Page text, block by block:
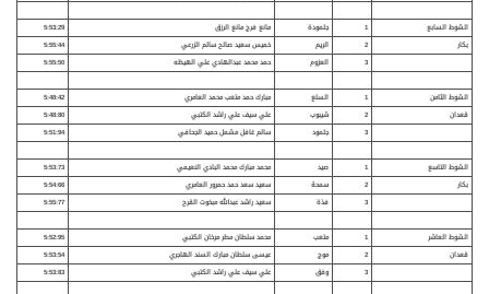
الشوط السابع 1 جلمودة مانع فرج مانع الرزق
5:53:29
بكار
2 الريم خميس سعيد صالح سالم الزرعي
5:55:44
3
العزوم حمد محمد عبدالهادي علي الهيظه 5:55:50
الشوط الثامن 1 السلع مبارك حمد متعب محمد العامري
5:48:42
قعدان
2 شيبوب علي سيف علي راشد الكتبي
5:48:80
3
جلمود سالم غافل مشمل حميد الجحافي 5:51:94
الشوط التاسع 1 صيد محمد مبارك محمد البادي النعيمي
5:53:73
بكار
2 سمحة سعيد سعد حمد حمرور العامري
5:54:66
3
فذة سعيد راشد عبدالله مبخوت القرح 5:55:77
الشوط العاشر 1 متعب محمد سلطان مطر مرخان الكتبي
5:52:95
قعدان
2 موج عيسى سلطان مبارك السند الهاجري
5:53:54
3
وفق علي سيف علي راشد الكتبي 5:53:83